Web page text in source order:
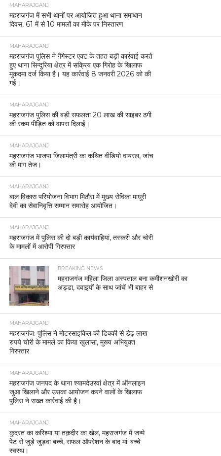
MAHARAJGANJ
महराजगंज में सभी थानों पर आयोजित हुआ थाना समाधान
दिवस, 61 में से 10 मामलों का मौके पर निस्तारण
MAHARAJGANJ
महराजगंज पुलिस ने गैंगेस्टर एक्ट के तहत बड़ी कार्रवाई करते
हुए थाना सिन्दुरिया क्षेत्र में सक्रिय एक गिरोह के खिलाफ
मुकदमा दर्ज किया है। यह कार्रवाई 8 जनवरी 2026 को की
गई।
MAHARAJGANJ
महराजगंज पुलिस की बड़ी सफलता 20 लाख की साइबर ठगी
की रकम पीड़ित को वापस दिलाई।
MAHARAJGANJ
महराजगंज भाजपा जिलामंत्री का कथित वीडियो वायरल, जांच
की मांग तेज।
MAHARAJGANJ
बाल विकास परियोजना विभाग मिठौरा में मुख्य सेविका माधुरी
देवी का सेवानिवृत्ति सम्मान समारोह आयोजित।
MAHARAJGANJ
महराजगंज में पुलिस की दो बड़ी कार्यवाहियां, तस्करी और चोरी
के मामलों में आरोपी गिरफ्तार
BREAKING NEWS
महराजगंज महिला जिला अस्पताल बना कमीशनखोरी का
अड्डा, दवाइयों के साथ जांचें भी बाहर से
MAHARAJGANJ
महराजगंज: पुलिस ने मोटरसाइकिल की डिक्की से डेढ़ लाख
रुपये चोरी के मामले का किया खुलासा, मुख्य अभियुक्त
गिरफ्तार
MAHARAJGANJ
महराजगंज जनपद के थाना श्यामदेउरवां क्षेत्र में ऑनलाइन
जुआ खिलाने और उसका आयोजन करने वालों के खिलाफ
पुलिस ने सख्त कार्रवाई की है।
MAHARAJGANJ
कुदरत का करिश्मा या तक़दीर का खेल, महराजगंज में जन्मे
पेट से जुड़े जुड़वा बच्चे, सफल ऑपरेशन के बाद मां-बच्चे
स्वस्थ।